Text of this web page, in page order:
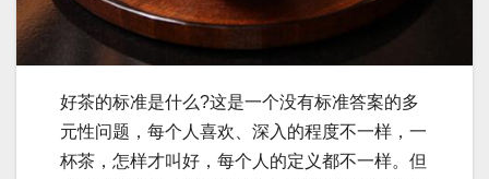
好茶的标准是什么?这是一个没有标准答案的多
元性问题，每个人喜欢、深入的程度不一样，一
杯茶，怎样才叫好，每个人的定义都不一样。但